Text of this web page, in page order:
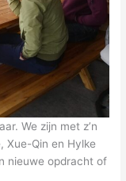
We zijn met z’n
Xue-Qin en Hylke
nieuwe opdracht of